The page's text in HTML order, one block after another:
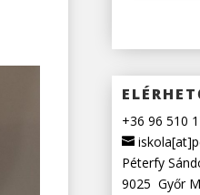
+36 96 510
Péterfy
9025 Győr